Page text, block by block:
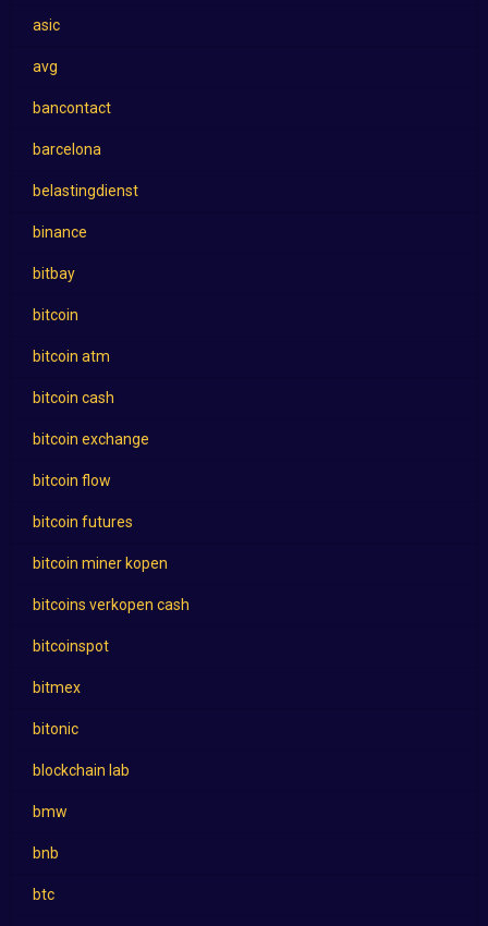
asic
avg
bancontact
barcelona
belastingdienst
binance
bitbay
bitcoin
bitcoin atm
bitcoin cash
bitcoin exchange
bitcoin flow
bitcoin futures
bitcoin miner kopen
bitcoins verkopen cash
bitcoinspot
bitmex
bitonic
blockchain lab
bmw
bnb
btc